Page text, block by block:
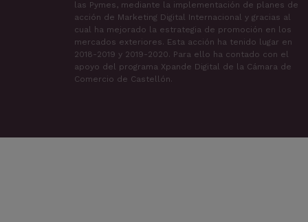
las Pymes, mediante la implementación de planes de
acción de Marketing Digital Internacional y gracias al
cual ha mejorado la estrategia de promoción en los
mercados exteriores. Esta acción ha tenido lugar en
2018-2019 y 2019-2020. Para ello ha contado con el
apoyo del programa Xpande Digital de la Cámara de
Comercio de Castellón.